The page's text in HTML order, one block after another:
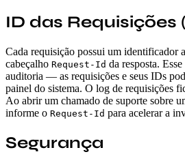
ID das Requisições
Cada requisição possui um identificador
cabeçalho Request-Id da resposta.
auditoria — as requisições e seus IDs
painel do sistema. O log de requisições
Ao abrir um chamado de suporte sobre
informe o Request-Id para acelerar a
Segurança